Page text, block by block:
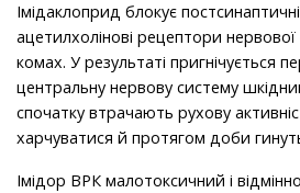
Імідаклоприд блокує постсинаптичні
ацетилхолінові рецептори
комах. У результаті пригнічується
центральну нервову систему
спочатку втрачають рухову
харчуватися й протягом доби
Імідор ВРК малотоксичний і